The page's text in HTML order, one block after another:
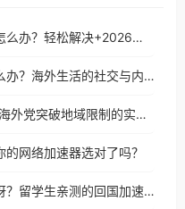
在法国用哔哩哔哩地区限制怎么办？轻松解决+2026世界杯看球攻略
在新西兰用探探地区限制怎么办？海外生活的社交与内容之困
欧洲杯直播CCTV5怎么看？海外党突破地域限制的实用指南
网络加速器选对了吗？
国外看不了哔哩哔哩怎么办呀？留学生亲测的回国加速全攻略（含酷我音乐渤海银行解决方法）